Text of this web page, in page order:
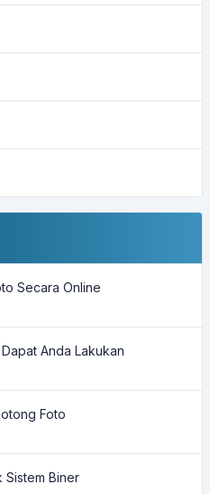
Secara Online
Anda Lakukan
Foto
Sistem Biner